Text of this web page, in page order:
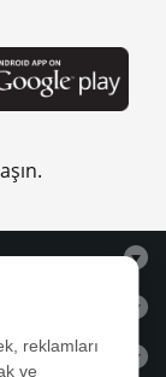
reklamları
ve